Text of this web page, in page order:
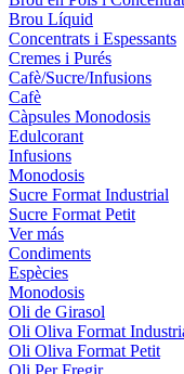
Brou Líquid
Concentrats i Espessants
Cremes i Purés
Cafè/Sucre/Infusions
Cafè
Càpsules Monodosis
Edulcorant
Infusions
Monodosis
Sucre Format Industrial
Sucre Format Petit
Ver más
Condiments
Espècies
Monodosis
Oli de Girasol
Oli Oliva Format
Oli Oliva Format Petit
Oli Per Fregir